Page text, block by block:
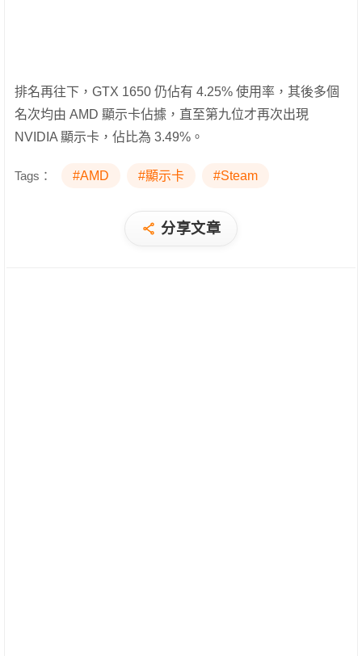
排名再往下，GTX 1650 仍佔有 4.25% 使用率，其後多個
名次均由 AMD 顯示卡佔據，直至第九位才再次出現
NVIDIA 顯示卡，佔比為 3.49%。
Tags： #AMD #顯示卡 #Steam
分享文章